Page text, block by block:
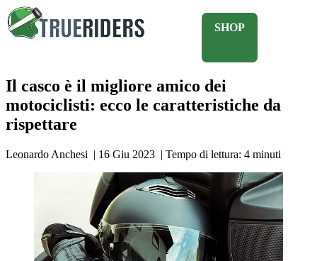
SHOP
Il casco è il migliore amico dei
motociclisti: ecco le caratteristiche da
rispettare
Leonardo Anchesi | 16 Giu 2023 | Tempo di lettura: 4 minuti